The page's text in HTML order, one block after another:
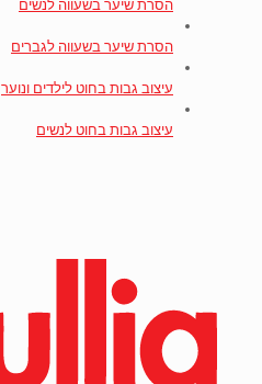
הסרת שיער בשעווה לנשים
הסרת שיער בשעווה לגברים
עיצוב גבות בחוט לילדים ונוער
עיצוב גבות בחוט לנשים